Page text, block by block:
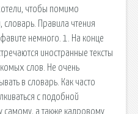
чтобы помимо
Правила чтения
немного. 1. На конце
иностранные тексты
слов. Не очень
в словарь. Как часто
с подобной
самому, а также кадровому